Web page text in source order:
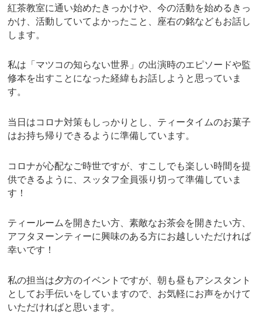
紅茶教室に通い始めたきっかけや、今の活動を始めるきっ
かけ、活動していてよかったこと、座右の銘などもお話し
します。
私は「マツコの知らない世界」の出演時のエピソードや監
修本を出すことになった経緯もお話しようと思っていま
す。
当日はコロナ対策もしっかりとし、ティータイムのお菓子
はお持ち帰りできるように準備しています。
コロナが心配なご時世ですが、すこしでも楽しい時間を提
供できるように、スッタフ全員張り切って準備していま
す！
ティールームを開きたい方、素敵なお茶会を開きたい方、
アフタヌーンティーに興味のある方にお越しいただければ
幸いです！
私の担当は夕方のイベントですが、朝も昼もアシスタント
としてお手伝いをしていますので、お気軽にお声をかけて
いただければと思います。